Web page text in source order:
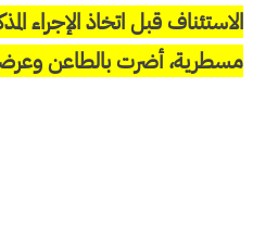
الاستئناف قبل اتخاذ الإجراء
مسطرية، أضرت بالطاعن